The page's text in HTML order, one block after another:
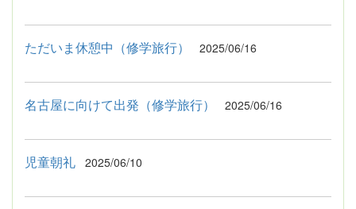
ただいま休憩中（修学旅行） 2025/06/16
名古屋に向けて出発（修学旅行） 2025/06/16
児童朝礼 2025/06/10